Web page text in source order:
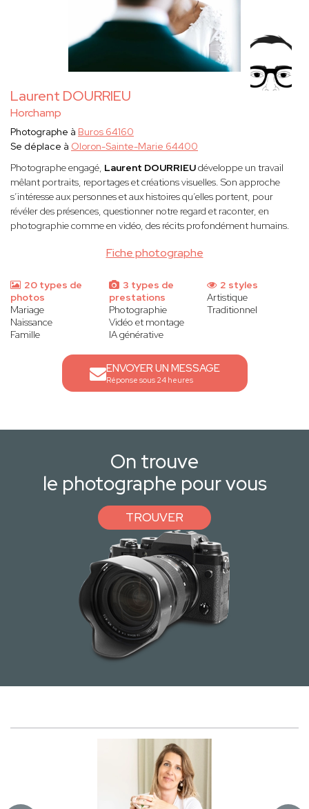
Laurent DOURRIEU
Horchamp
Fiche photographe
Photographe à Buros 64160
Se déplace à Oloron-Sainte-Marie 64400
Photographe engagé, Laurent DOURRIEUdéveloppe un travail
mêlant portraits, reportages et créations visuelles. Son approche
s’intéresse aux personnes et aux histoires qu’elles portent, pour
révéler des présences, questionner notre regard et raconter, en
photographie comme en vidéo, des récits profondément humains.
20 types de
photos
Mariage
Naissance
Famille
3 types de
prestations
Photographie
Vidéo et montage
IA générative
2 styles
Artistique
Traditionnel
ENVOYER UN MESSAGE
Réponse sous 24 heures
On trouve
le photographe pour vous
TROUVER